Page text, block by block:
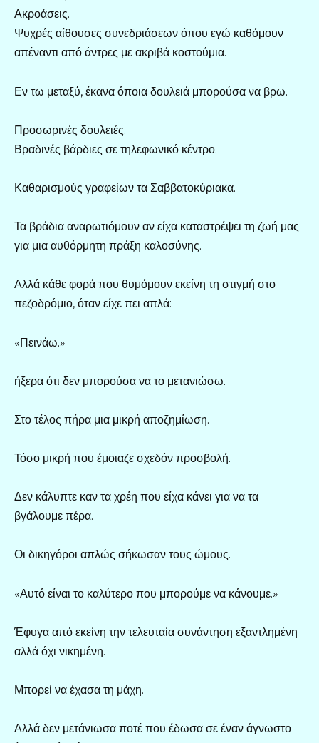
Ακροάσεις.
Ψυχρές αίθουσες συνεδριάσεων όπου εγώ καθόμουν
απέναντι από άντρες με ακριβά κοστούμια.
Εν τω μεταξύ, έκανα όποια δουλειά μπορούσα να βρω.
Προσωρινές δουλειές.
Βραδινές βάρδιες σε τηλεφωνικό κέντρο.
Καθαρισμούς γραφείων τα Σαββατοκύριακα.
Τα βράδια αναρωτιόμουν αν είχα καταστρέψει τη ζωή μας
για μια αυθόρμητη πράξη καλοσύνης.
Αλλά κάθε φορά που θυμόμουν εκείνη τη στιγμή στο
πεζοδρόμιο, όταν είχε πει απλά:
«Πεινάω.»
ήξερα ότι δεν μπορούσα να το μετανιώσω.
Στο τέλος πήρα μια μικρή αποζημίωση.
Τόσο μικρή που έμοιαζε σχεδόν προσβολή.
Δεν κάλυπτε καν τα χρέη που είχα κάνει για να τα
βγάλουμε πέρα.
Οι δικηγόροι απλώς σήκωσαν τους ώμους.
«Αυτό είναι το καλύτερο που μπορούμε να κάνουμε.»
Έφυγα από εκείνη την τελευταία συνάντηση εξαντλημένη
αλλά όχι νικημένη.
Μπορεί να έχασα τη μάχη.
Αλλά δεν μετάνιωσα ποτέ που έδωσα σε έναν άγνωστο